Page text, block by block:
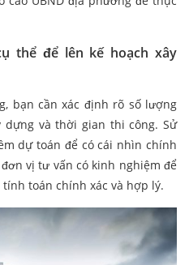
thể để lên kế hoạch xây
bạn cần xác định rõ số lượng
và thời gian thi công. Sử
dự toán để có cái nhìn chính
vị tư vấn có kinh nghiệm để
toán chính xác và hợp lý.